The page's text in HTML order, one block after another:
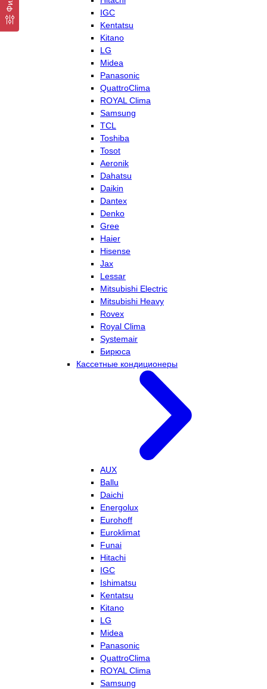
IGC
Kentatsu
Kitano
LG
Midea
Panasonic
QuattroClima
ROYAL Clima
Samsung
TCL
Toshiba
Tosot
Aeronik
Dahatsu
Daikin
Dantex
Denko
Gree
Haier
Hisense
Jax
Lessar
Mitsubishi Electric
Mitsubishi Heavy
Rovex
Royal Clima
Systemair
Бирюса
Кассетные кондиционеры
AUX
Ballu
Daichi
Energolux
Eurohoff
Euroklimat
Funai
Hitachi
IGC
Ishimatsu
Kentatsu
Kitano
LG
Midea
Panasonic
QuattroClima
ROYAL Clima
Samsung